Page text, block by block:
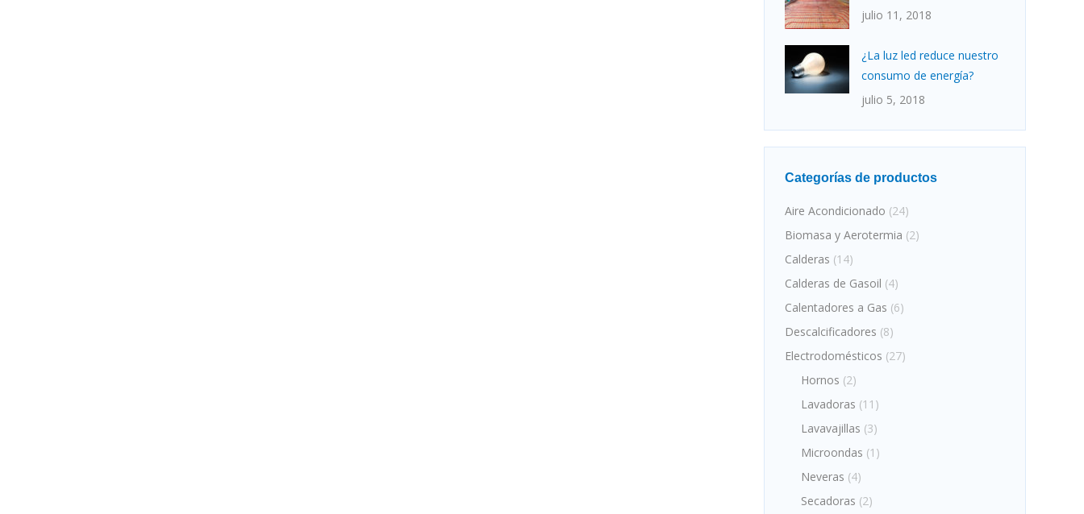
julio 11, 2018
¿La luz led reduce nuestro
consumo de energía?
julio 5, 2018
Categorías de productos
Aire Acondicionado (24)
Biomasa y Aerotermia (2)
Calderas (14)
Calderas de Gasoil (4)
Calentadores a Gas (6)
Descalcificadores (8)
Electrodomésticos (27)
Hornos (2)
Lavadoras (11)
Lavavajillas (3)
Microondas (1)
Neveras (4)
Secadoras (2)